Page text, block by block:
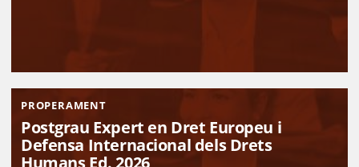
PROPERAMENT
Postgrau Expert en Dret Europeu i
Defensa Internacional dels Drets
Humans Ed. 2026